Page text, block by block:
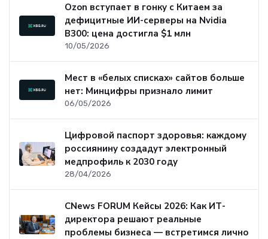
Ozon вступает в гонку с Китаем за
дефицитные ИИ-серверы на Nvidia
B300: цена достигла $1 млн
10/05/2026
Мест в «белых списках» сайтов больше
нет: Минцифры признало лимит
06/05/2026
Цифровой паспорт здоровья: каждому
россиянину создадут электронный
медпрофиль к 2030 году
28/04/2026
CNews FORUM Кейсы 2026: Как ИТ-
директора решают реальные
проблемы бизнеса — встретимся лично